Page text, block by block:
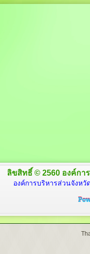
ลิขสิทธิ์ © 2560 องค์กา
องค์การบริหารส่วนจังหวั